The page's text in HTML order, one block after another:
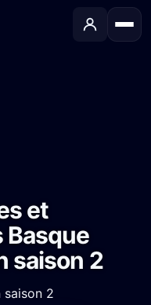
et
Basque
saison 2
saison 2